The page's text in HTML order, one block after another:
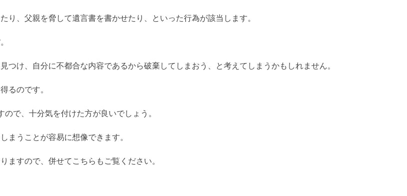
、父親を脅して遺言書を書かせたり、といった行為が該当します。
。
け、自分に不都合な内容であるから破棄してしまおう、と考えてしまうかもしれません。
るのです。
で、十分気を付けた方が良いでしょう。
うことが容易に想像できます。
ますので、併せてこちらもご覧ください。